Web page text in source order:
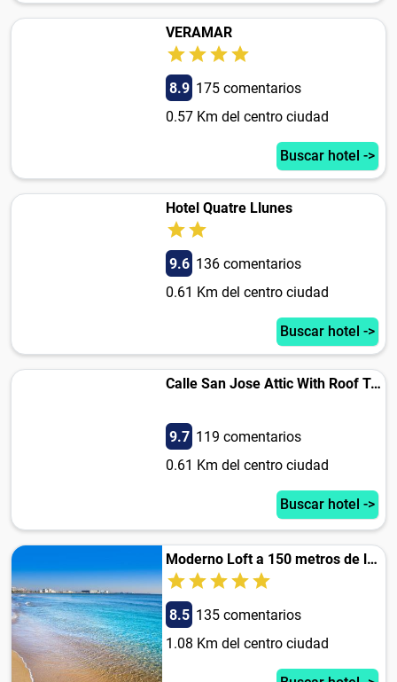
VERAMAR
8.9 175 comentarios
0.57 Km del centro ciudad
Buscar hotel ->
Hotel Quatre Llunes
9.6 136 comentarios
0.61 Km del centro ciudad
Buscar hotel ->
Calle San Jose Attic With Roof Terrace
9.7 119 comentarios
0.61 Km del centro ciudad
Buscar hotel ->
Moderno Loft a 150 metros de la playa
8.5 135 comentarios
1.08 Km del centro ciudad